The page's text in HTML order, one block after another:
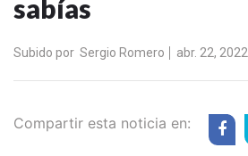
sabías
Subido por Sergio Romero abr. 22, 2022
Compartir esta noticia en: